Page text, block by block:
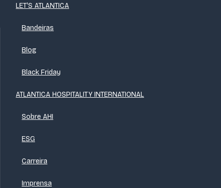
LET'S ATLANTICA
Bandeiras
Blog
Black Friday
ATLANTICA HOSPITALITY INTERNATIONAL
Sobre AHI
ESG
Carreira
Imprensa